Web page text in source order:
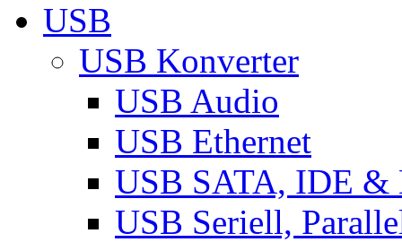
USB
USB Konverter
USB Audio
USB Ethernet
USB SATA, IDE &
USB Seriell,